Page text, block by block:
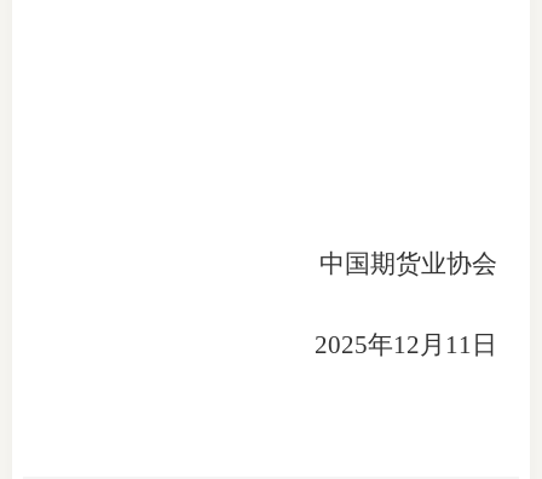
中国期货业协会
2025年12月11日